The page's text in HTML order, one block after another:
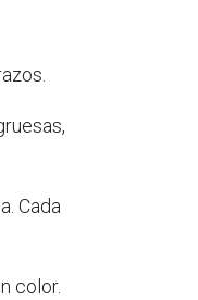
Cada
color.